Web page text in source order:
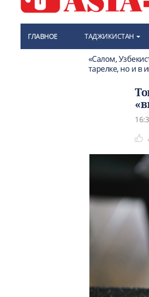
ГЛАВНОЕ ТАДЖИКИСТАН
«Салом,
тарелке, но и в